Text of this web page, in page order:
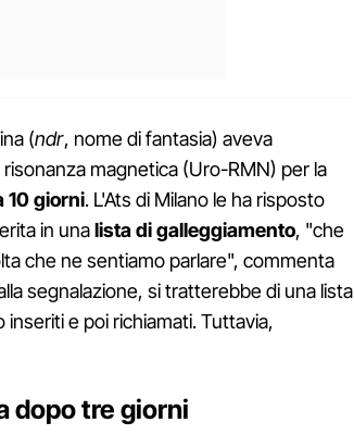
(ndr, nome di fantasia) aveva
magnetica (Uro-RMN) per la
10 giorni. L'Ats di Milano le ha risposto
in unalista di galleggiamento, "che
che ne sentiamo parlare", commenta
segnalazione, si tratterebbe di una lista
e poi richiamati. Tuttavia,
dopo tre giorni